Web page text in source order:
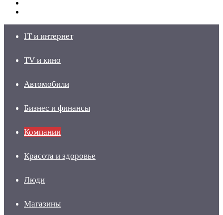
IT и интернет
TV и кино
Автомобили
Бизнес и финансы
Компании
Красота и здоровье
Люди
Магазины